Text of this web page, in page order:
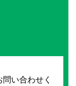
い合わせく